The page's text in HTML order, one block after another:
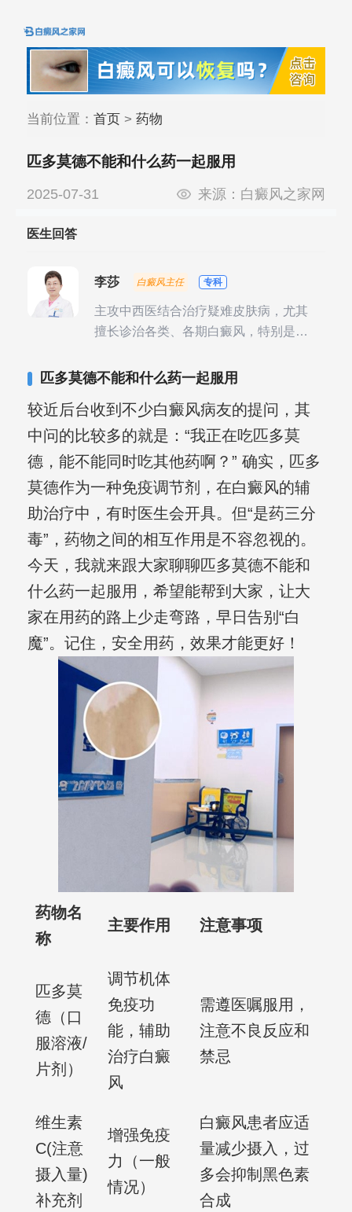
当前位置： 首页> 药物
匹多莫德不能和什么药一起服用
2025-07-31 来源： 白癜风之家网
医生回答
李莎 白癜风主任 专科
主攻中西医结合治疗疑难皮肤病，尤其
擅长诊治各类、各期白癜风，特别是对
复发期;临床运用中医的辨证施治，理法
匹多莫德不能和什么药一起服用
较近后台收到不少白癜风病友的提问，其
中问的比较多的就是：“我正在吃匹多莫
德，能不能同时吃其他药啊？” 确实，匹多
莫德作为一种免疫调节剂，在白癜风的辅
助治疗中，有时医生会开具。但“是药三分
毒”，药物之间的相互作用是不容忽视的。
今天，我就来跟大家聊聊匹多莫德不能和
什么药一起服用，希望能帮到大家，让大
家在用药的路上少走弯路，早日告别“白
魔”。记住，安全用药，效果才能更好！
药物名
称
主要作用 注意事项
匹多莫
德（口
服溶液/
片剂）
调节机体
免疫功
能，辅助
治疗白癜
风
需遵医嘱服用，
注意不良反应和
禁忌
维生素
C(注意
摄入量)
补充剂
增强免疫
力（一般
情况）
白癜风患者应适
量减少摄入，过
多会抑制黑色素
合成